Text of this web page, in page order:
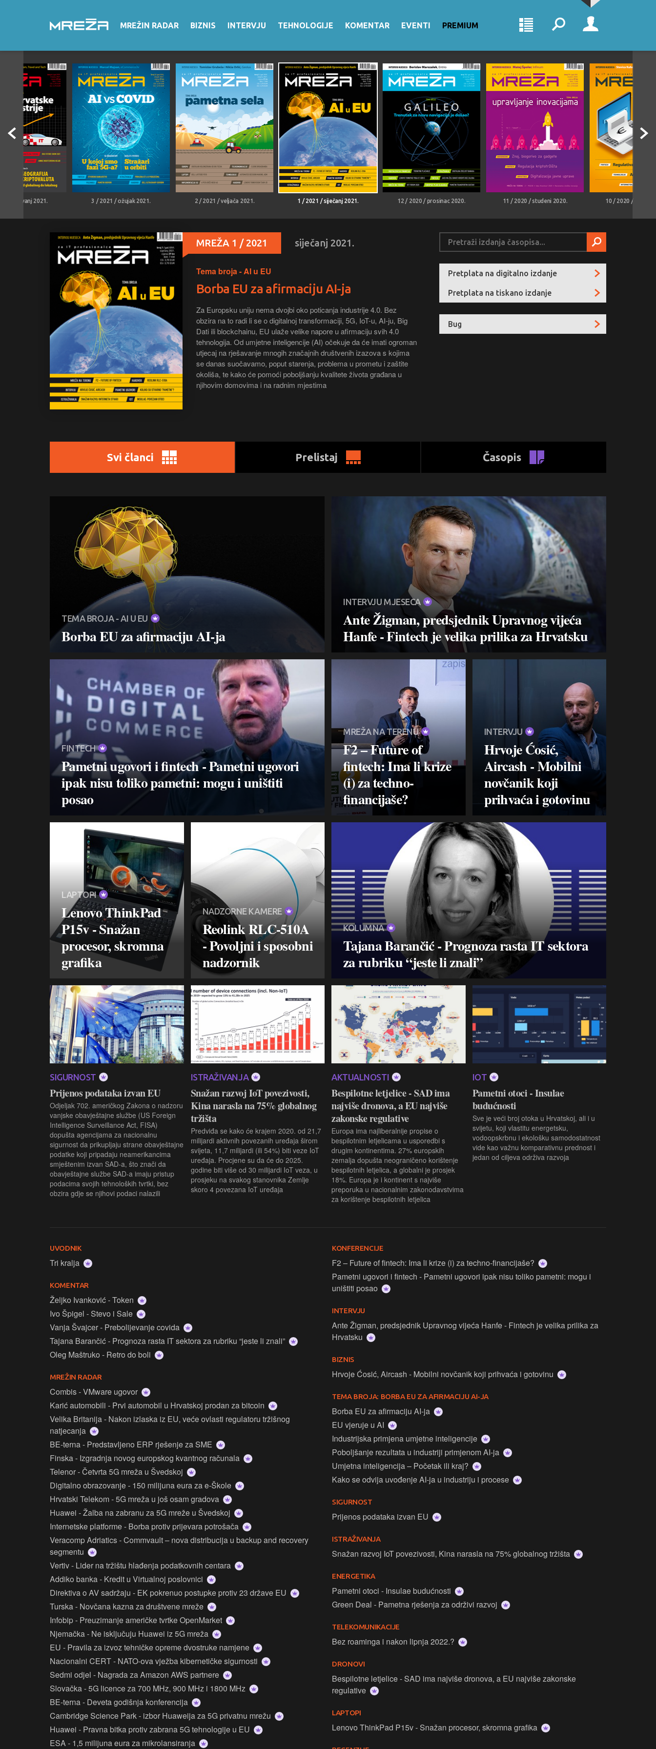
MREŽIN RADAR BIZNIS INTERVJU TEHNOLOGIJE KOMENTAR EVENTI PREMIUM
/ travanj 2021. 3 / 2021 / ožujak 2021. 2 / 2021 / veljača 2021. 1 / 2021 / siječanj 2021. 12 / 2020 / prosinac 2020. 11 / 2020 / studeni 2020. 10 / 2020 /
MREŽA 1 / 2021 siječanj 2021.
Tema broja - AI u EU
Borba EU za afirmaciju AI-ja
Za Europsku uniju nema dvojbi oko poticanja industrije 4.0. Bez
obzira na to radi li se o digitalnoj transformaciji, 5G, IoT-u, AI-ju, Big
Dati ili blockchainu, EU ulaže velike napore u afirmaciju svih 4.0
tehnologija. Od umjetne inteligencije (AI) očekuje da će imati ogroman
utjecaj na rješavanje mnogih značajnih društvenih izazova s kojima
se danas suočavamo, poput starenja, problema u prometu i zaštite
okoliša, te kako će pomoći poboljšanju kvalitete života građana u
njihovim domovima i na radnim mjestima
Pretplata na digitalno izdanje
Pretplata na tiskano izdanje
Bug
Svi članci Prelistaj Časopis
TEMA BROJA - AI U EU
Borba EU za afirmaciju AI-ja
INTERVJU MJESECA
Ante Žigman, predsjednik Upravnog vijeća
Hanfe - Fintech je velika prilika za Hrvatsku
FINTECH
Pametni ugovori i fintech - Pametni ugovori
ipak nisu toliko pametni: mogu i uništiti
posao
MREŽA NA TERENU
F2 – Future of
fintech: Ima li krize
(i) za techno-
financijaše?
INTERVJU
Hrvoje Ćosić,
Aircash - Mobilni
novčanik koji
prihvaća i gotovinu
LAPTOPI
Lenovo ThinkPad
P15v - Snažan
procesor, skromna
grafika
NADZORNE KAMERE
Reolink RLC-510A
- Povoljni i sposobni
nadzornik
KOLUMNA
Tajana Barančić - Prognoza rasta IT sektora
za rubriku “jeste li znali”
SIGURNOST
Prijenos podataka izvan EU
Odjeljak 702. američkog Zakona o nadzoru
vanjske obavještajne službe (US Foreign
Intelligence Surveillance Act, FISA)
dopušta agencijama za nacionalnu
sigurnost da prikupljaju strane obavještajne
podatke koji pripadaju neamerikancima
smještenim izvan SAD-a, što znači da
obavještajne službe SAD-a imaju pristup
podacima svojih tehnoloških tvrtki, bez
obzira gdje se njihovi podaci nalazili
ISTRAŽIVANJA
Snažan razvoj IoT povezivosti,
Kina narasla na 75% globalnog
tržišta
Predviđa se kako će krajem 2020. od 21,7
milijardi aktivnih povezanih uređaja širom
svijeta, 11,7 milijardi (ili 54%) biti veze IoT
uređaja. Procjene su da će do 2025.
godine biti više od 30 milijardi IoT veza, u
prosjeku na svakog stanovnika Zemlje
skoro 4 povezana IoT uređaja
AKTUALNOSTI
Bespilotne letjelice - SAD ima
najviše dronova, a EU najviše
zakonske regulative
Europa ima najliberalnije propise o
bespilotnim letjelicama u usporedbi s
drugim kontinentima. 27% europskih
zemalja dopušta neograničeno korištenje
bespilotnih letjelica, a globalni je prosjek
18%. Europa je i kontinent s najviše
preporuka u nacionalnim zakonodavstvima
za korištenje bespilotnih letjelica
IOT
Pametni otoci - Insulae
budućnosti
Sve je veći broj otoka u Hrvatskoj, ali i u
svijetu, koji vlastitu energetsku,
vodoopskrbnu i ekološku samodostatnost
vide kao važnu komparativnu prednost i
jedan od ciljeva održiva razvoja
UVODNIK
Tri kralja
KOMENTAR
Željko Ivanković - Token
Ivo Špigel - Stevo i Sale
Vanja Švajcer - Prebolijevanje covida
Tajana Barančić - Prognoza rasta IT sektora za rubriku “jeste li znali”
Oleg Maštruko - Retro do boli
MREŽIN RADAR
Combis - VMware ugovor
Karić automobili - Prvi automobil u Hrvatskoj prodan za bitcoin
Velika Britanija - Nakon izlaska iz EU, veće ovlasti regulatoru tržišnog
natjecanja
BE-terna - Predstavljeno ERP rješenje za SME
Finska - Izgradnja novog europskog kvantnog računala
Telenor - Četvrta 5G mreža u Švedskoj
Digitalno obrazovanje - 150 milijuna eura za e-Škole
Hrvatski Telekom - 5G mreža u još osam gradova
Huawei - Žalba na zabranu za 5G mreže u Švedskoj
Internetske platforme - Borba protiv prijevara potrošača
Veracomp Adriatics - Commvault – nova distribucija u backup and recovery
segmentu
Vertiv - Lider na tržištu hlađenja podatkovnih centara
Addiko banka - Kredit u Virtualnoj poslovnici
Direktiva o AV sadržaju - EK pokrenuo postupke protiv 23 države EU
Turska - Novčana kazna za društvene mreže
Infobip - Preuzimanje američke tvrtke OpenMarket
Njemačka - Ne isključuju Huawei iz 5G mreža
EU - Pravila za izvoz tehničke opreme dvostruke namjene
Nacionalni CERT - NATO-ova vježba kibernetičke sigurnosti
Sedmi odjel - Nagrada za Amazon AWS partnere
Slovačka - 5G licence za 700 MHz, 900 MHz i 1800 MHz
BE-terna - Deveta godišnja konferencija
Cambridge Science Park - izbor Huaweija za 5G privatnu mrežu
Huawei - Pravna bitka protiv zabrana 5G tehnologije u EU
ESA - 1,5 milijuna eura za mikrolansiranja
KONFERENCIJE
F2 – Future of fintech: Ima li krize (i) za techno-financijaše?
Pametni ugovori i fintech - Pametni ugovori ipak nisu toliko pametni: mogu i
uništiti posao
INTERVJU
Ante Žigman, predsjednik Upravnog vijeća Hanfe - Fintech je velika prilika za
Hrvatsku
BIZNIS
Hrvoje Ćosić, Aircash - Mobilni novčanik koji prihvaća i gotovinu
TEMA BROJA: BORBA EU ZA AFIRMACIJU AI-JA
Borba EU za afirmaciju AI-ja
EU vjeruje u AI
Industrijska primjena umjetne inteligencije
Poboljšanje rezultata u industriji primjenom AI-ja
Umjetna inteligencija – Početak ili kraj?
Kako se odvija uvođenje AI-ja u industriju i procese
SIGURNOST
Prijenos podataka izvan EU
ISTRAŽIVANJA
Snažan razvoj IoT povezivosti, Kina narasla na 75% globalnog tržišta
ENERGETIKA
Pametni otoci - Insulae budućnosti
Green Deal - Pametna rješenja za održivi razvoj
TELEKOMUNIKACIJE
Bez roaminga i nakon lipnja 2022.?
DRONOVI
Bespilotne letjelice - SAD ima najviše dronova, a EU najviše zakonske
regulative
LAPTOPI
Lenovo ThinkPad P15v - Snažan procesor, skromna grafika